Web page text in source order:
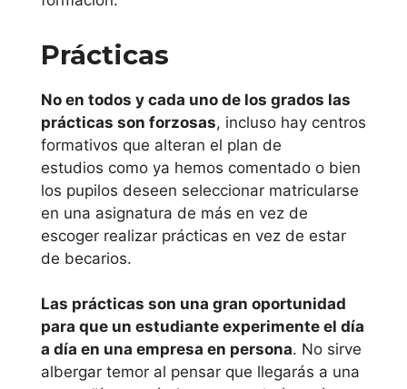
Unibertsitatea
Universidad de
Deusto
Universidad del
País Vasco
Principado de
Universidad de
Oviedo
Prácticas
No en todos y cada uno de los grados las
prácticas son forzosas, incluso hay centros
formativos que alteran el plan de
estudios como ya hemos comentado o bien
los pupilos deseen seleccionar matricularse
en una asignatura de más en vez de
escoger realizar prácticas en vez de estar
de becarios.
Las prácticas son una gran oportunidad
para que un estudiante experimente el día
a día en una empresa en persona. No sirve
albergar temor al pensar que llegarás a una